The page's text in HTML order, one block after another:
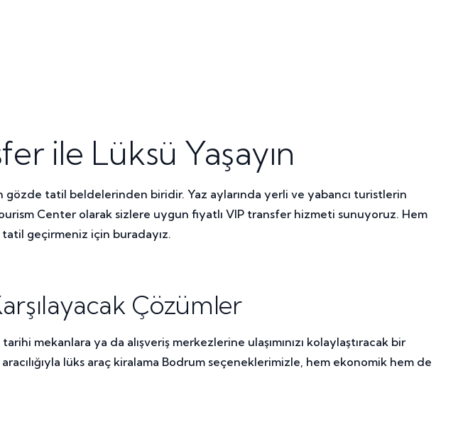
ile Lüksü Yaşayın
tatil beldelerinden biridir. Yaz aylarında yerli ve yabancı turistlerin
Center olarak sizlere uygun fiyatlı VIP transfer hizmeti sunuyoruz. Hem
tatil geçirmeniz için buradayız.
Çözümler
mekanlara ya da alışveriş merkezlerine ulaşımınızı kolaylaştıracak bir
lüks araç kiralama Bodrum seçeneklerimizle, hem ekonomik hem de